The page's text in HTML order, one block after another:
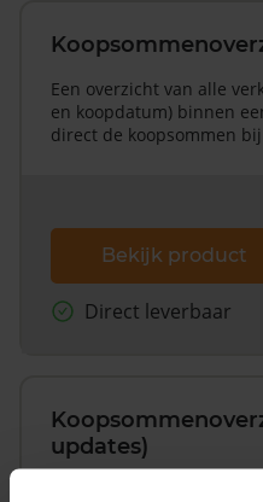
Een overzicht van alle
en koopdatum) binnen
direct de koopsommen
Bekijk product
Direct leverbaar
updates)